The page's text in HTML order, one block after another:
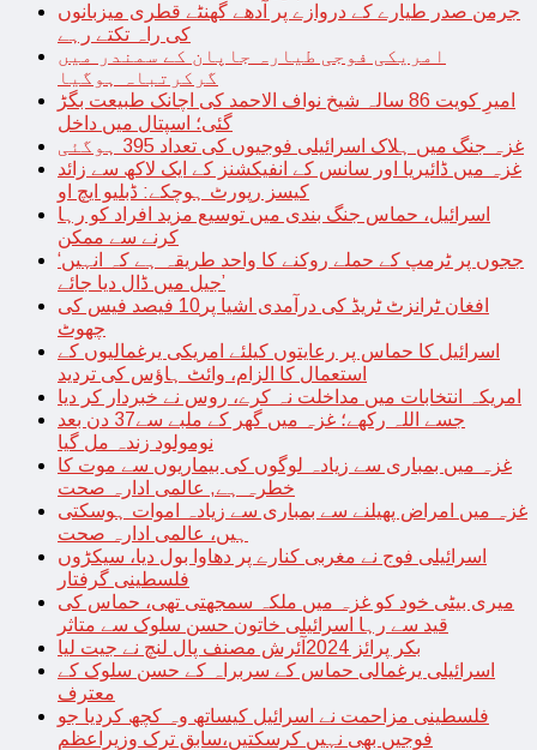
جرمن صدر طیارے کے دروازے پر آدھے گھنٹے قطری میزبانوں
کی راہ تکتے رہے
امریکی فوجی طیارہ جاپان کے سمندر میں
گرکرتباہ ہوگیا
امیرِ کویت 86 سالہ شیخ نواف الاحمد کی اچانک طبیعت بگڑ
گئی؛ اسپتال میں داخل
غزہ جنگ میں ہلاک اسرائیلی فوجیوں کی تعداد 395 ہوگئی
غزہ میں ڈائیریا اور سانس کے انفیکشنز کے ایک لاکھ سے زائد
کیسز رپورٹ ہوچکے: ڈبلیو ایچ او
اسرائیل، حماس جنگ بندی میں توسیع مزید افراد کو رہا
کرنے سے ممکن
‘ججوں پر ٹرمپ کے حملے روکنے کا واحد طریقہ ہے کہ انہیں
جیل میں ڈال دیا جائے’
افغان ٹرانزٹ ٹریڈ کی درآمدی اشیا پر10 فیصد فیس کی
چھوٹ
اسرائیل کا حماس پر رعایتوں کیلئے امریکی یرغمالیوں کے
استعمال کا الزام، وائٹ ہاؤس کی تردید
امریکہ انتخابات میں مداخلت نہ کرے، روس نے خبردار کر دیا
جسے اللہ رکھے؛ غزہ میں گھر کے ملبے سے37 دن بعد
نومولود زندہ مل گیا
غزہ میں بمباری سے زیادہ لوگوں کی بیماریوں سے موت کا
خطرہ ہے, عالمی ادارہ صحت
غزہ میں امراض پھیلنے سے بمباری سے زیادہ اموات ہوسکتی
ہیں، عالمی ادارہ صحت
اسرائیلی فوج نے مغربی کنارے پر دھاوا بول دیا، سیکڑوں
فلسطینی گرفتار
میری بیٹی خود کو غزہ میں ملکہ سمجھتی تھی، حماس کی
قید سے رہا اسرائیلی خاتون حسن سلوک سے متاثر
بکر پرائز 2024آئرش مصنف پال لنچ نے جیت لیا
اسرائیلی یرغمالی حماس کے سربراہ کے حسن سلوک کے
معترف
فلسطینی مزاحمت نے اسرائیل کیساتھ وہ کچھ کردیا جو
فوجیں بھی نہیں کرسکتیں،سابق ترک وزیراعظم